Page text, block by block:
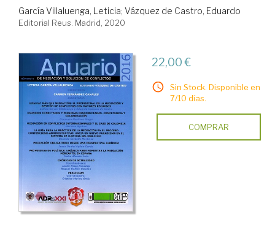
García Villaluenga, Leticia; Vázquez de Castro, Eduardo
Editorial Reus. Madrid, 2020
22,00 €
Sin Stock. Disponible en
7/10 días.
COMPRAR